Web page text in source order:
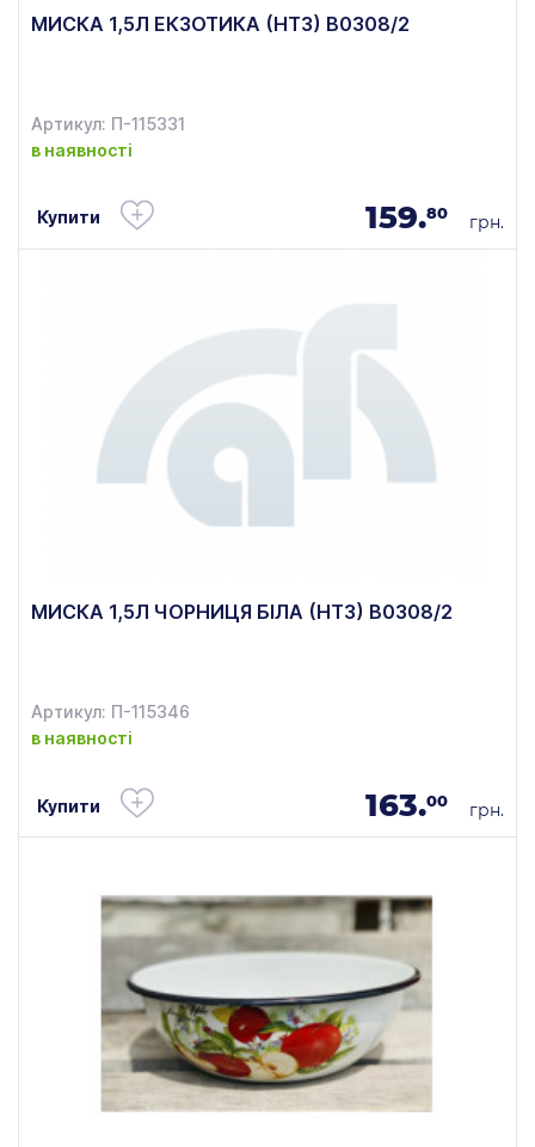
МИСКА 1,5Л ЕКЗОТИКА (НТЗ) В0308/2
Артикул: П-115331
в наявності
Купити 159.80 грн.
МИСКА 1,5Л ЧОРНИЦЯ БІЛА (НТЗ) В0308/2
Артикул: П-115346
в наявності
Купити 163.00 грн.